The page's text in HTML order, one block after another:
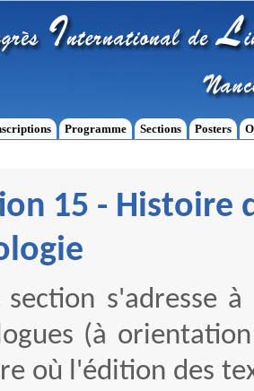
Programme Sections Posters
15 - Histoire
section s'adresse
(à
où l'édition des